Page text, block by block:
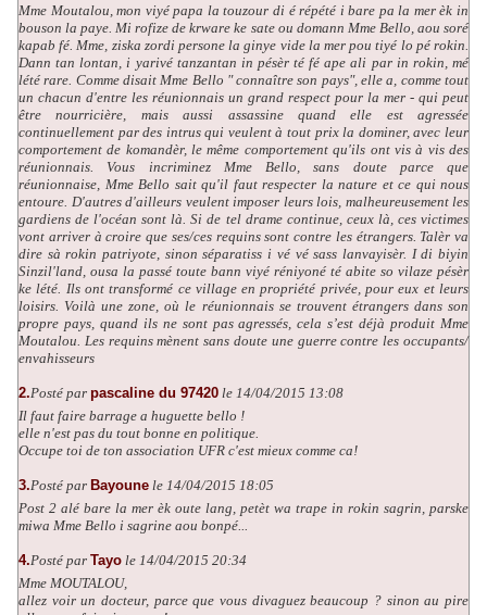
Mme Moutalou, mon viyé papa la touzour di é répété i bare pa la mer èk in
bouson la paye. Mi rofize de krware ke sate ou domann Mme Bello, aou soré
kapab fé. Mme, ziska zordi persone la ginye vide la mer pou tiyé lo pé rokin.
Dann tan lontan, i yarivé tanzantan in pésèr té fé ape ali par in rokin, mé
lété rare. Comme disait Mme Bello " connaître son pays", elle a, comme tout
un chacun d'entre les réunionnais un grand respect pour la mer - qui peut
être nourricière, mais aussi assassine quand elle est agressée
continuellement par des intrus qui veulent à tout prix la dominer, avec leur
comportement de komandèr, le même comportement qu'ils ont vis à vis des
réunionnais. Vous incriminez Mme Bello, sans doute parce que
réunionnaise, Mme Bello sait qu'il faut respecter la nature et ce qui nous
entoure. D'autres d'ailleurs veulent imposer leurs lois, malheureusement les
gardiens de l'océan sont là. Si de tel drame continue, ceux là, ces victimes
vont arriver à croire que ses/ces requins sont contre les étrangers. Talèr va
dire sà rokin patriyote, sinon séparatiss i vé vé sass lanvayisèr. I di biyin
Sinzil'land, ousa la passé toute bann viyé réniyoné té abite so vilaze pésèr
ke lété. Ils ont transformé ce village en propriété privée, pour eux et leurs
loisirs. Voilà une zone, où le réunionnais se trouvent étrangers dans son
propre pays, quand ils ne sont pas agressés, cela s’est déjà produit Mme
Moutalou. Les requins mènent sans doute une guerre contre les occupants/
envahisseurs
2.Posté par pascaline du 97420 le 14/04/2015 13:08
Il faut faire barrage a huguette bello !
elle n'est pas du tout bonne en politique.
Occupe toi de ton association UFR c'est mieux comme ca!
3.Posté par Bayoune le 14/04/2015 18:05
Post 2 alé bare la mer èk oute lang, petèt wa trape in rokin sagrin, parske
miwa Mme Bello i sagrine aou bonpé...
4.Posté par Tayo le 14/04/2015 20:34
Mme MOUTALOU,
allez voir un docteur, parce que vous divaguez beaucoup ? sinon au pire